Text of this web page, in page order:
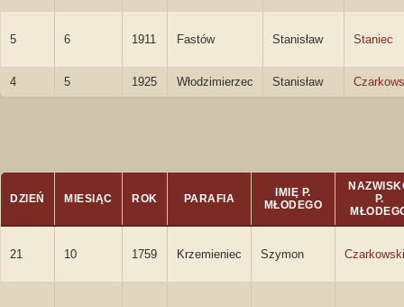
5 6 1911 Fastów Stanisław Staniec
4 5 1925 Włodzimierzec Stanisław
DZIEŃ MIESIĄC ROK PARAFIA
IMIĘ P.
MŁODEGO
P.
21 10 1759 Krzemieniec Szymon Czarkowski